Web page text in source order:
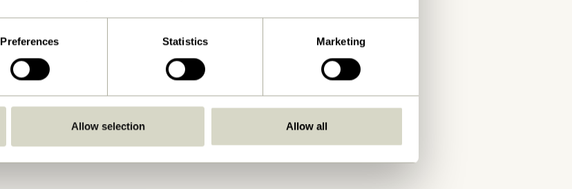
Preferences Statistics Marketing
Allow selection Allow all